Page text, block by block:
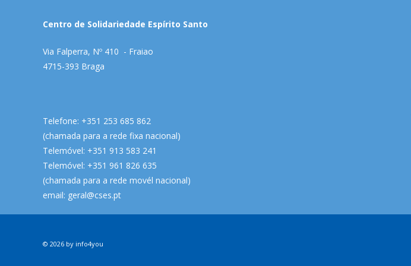
Centro de Solidariedade Espírito Santo
Via Falperra, Nº 410 - Fraiao
4715-393 Braga
Telefone: +351 253 685 862
(chamada para a rede fixa nacional)
Telemóvel: +351 913 583 241
Telemóvel: +351 961 826 635
(chamada para a rede movél nacional)
email: geral@cses.pt
© 2026 by info4you